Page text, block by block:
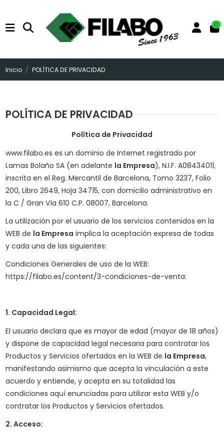
0
Inicio POLÍTICA DE PRIVACIDAD
POLÍTICA DE PRIVACIDAD
Política de Privacidad
www.filabo.es es un dominio de Internet registrado por
Lamas Bolaño SA (en adelante la Empresa), N.I.F. A08434011,
inscrita en el Reg. Mercantil de Barcelona, Tomo 3237, Folio
200, Libro 2649, Hoja 34715, con domicilio administrativo en
la C / Gran Vía 610 C.P. 08007, Barcelona.
La utilización por el usuario de los servicios contenidos en la
WEB de la Empresa implica la aceptación expresa de todas
y cada una de las siguientes:
Condiciones Generales de uso de la WEB:
https://filabo.es/content/3-condiciones-de-venta:
1. Capacidad Legal:
El usuario declara que es mayor de edad (mayor de 18 años)
y dispone de capacidad legal necesaria para contratar los
Productos y Servicios ofertados en la WEB de la Empresa,
manifestando asimismo que acepta la vinculación a este
acuerdo y entiende, y acepta en su totalidad las
condiciones aquí enunciadas para utilizar esta WEB y/o
contratar los Productos y Servicios ofertados.
2. Acceso: